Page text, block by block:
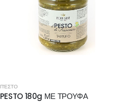
ΠΈΣΤΟ
PESTO 180g ΜΕ ΤΡΟΥΦΑ